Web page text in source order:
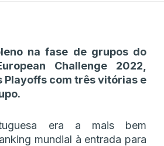
na fase de grupos do
Challenge 2022,
Playoffs com três vitórias e
era a mais bem
mundial à entrada para